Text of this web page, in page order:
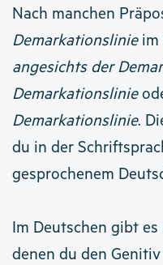
Nach manchen
Demarkationslinieim
angesichts der
Demarkationslinie
Demarkationslinie.
du in der
gesprochenem
Im Deutschen gibt
denen du den